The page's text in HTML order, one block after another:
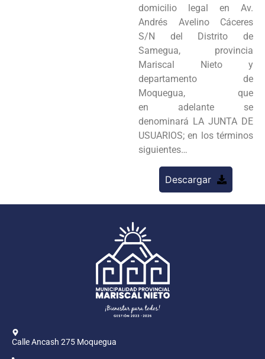
domicilio legal en Av.
Andrés Avelino Cáceres
S/N del Distrito de
Samegua, provincia
Mariscal Nieto y
departamento de
Moquegua, que
en adelante se
denominará LA JUNTA DE
USUARIOS; en los términos
siguientes…
Descargar
Calle Ancash 275 Moquegua